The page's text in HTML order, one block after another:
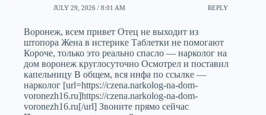
JULY 29, 2026 / 8:01 AM REPLY
Воронеж, всем привет Отец не выходит из
штопора Жена в истерике Таблетки не помогают
Короче, только это реально спасло — нарколог на
дом воронеж круглосуточно Осмотрел и поставил
капельницу В общем, вся инфа по ссылке —
нарколог [url=https://czena.narkolog-na-dom-
voronezh16.ru]https://czena.narkolog-na-dom-
voronezh16.ru[/url] Звоните прямо сейчас